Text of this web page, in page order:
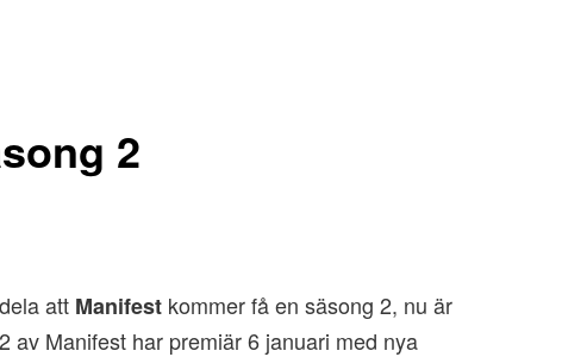
2
att Manifestkommer få en säsong 2, nu är
av Manifest har premiär 6 januari med nya